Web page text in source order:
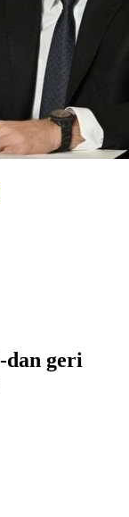
dan geri